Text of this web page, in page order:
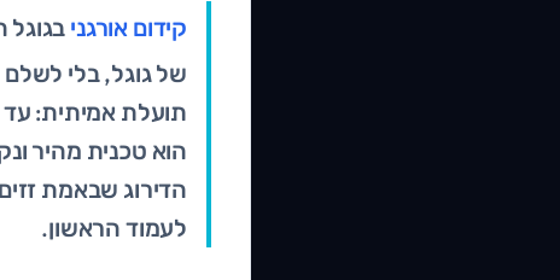
קידום אורגני
תועלת אמיתית:
הוא טכנית מהיר
הדירוג שבאמת
לעמוד הראשון.